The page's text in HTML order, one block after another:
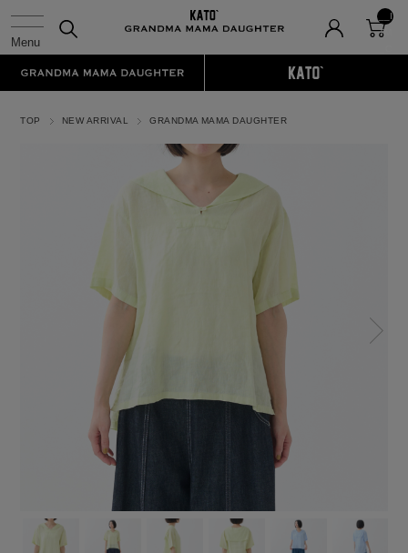
__I
TM
TOP NEW ARRIVAL GRANDMA MAMA DAUGHTER
N
ex